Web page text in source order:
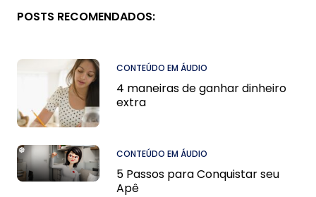
POSTS RECOMENDADOS:
CONTEÚDO EM ÁUDIO
4 maneiras de ganhar dinheiro
extra
CONTEÚDO EM ÁUDIO
5 Passos para Conquistar seu
Apê